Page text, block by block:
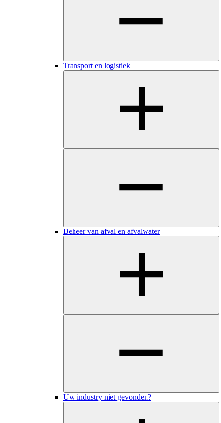
​​​Transport en logistiek
Beheer van afval en afvalwater
Uw industry niet gevonden?